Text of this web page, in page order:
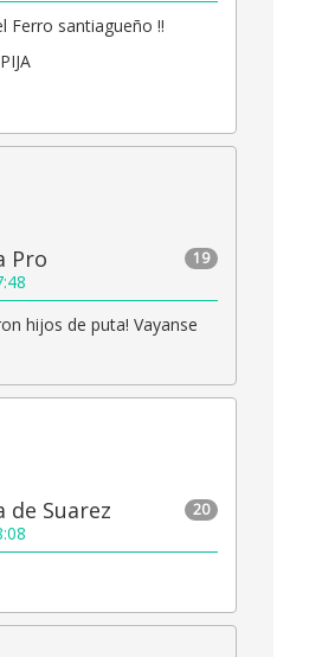
Ferro santiagueño !!
19
Pro
hijos de puta! Vayanse
20
de Suarez